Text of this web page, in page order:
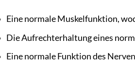
Eine normale Muskelfunktion,
Die Aufrechterhaltung eines
Eine normale Funktion des